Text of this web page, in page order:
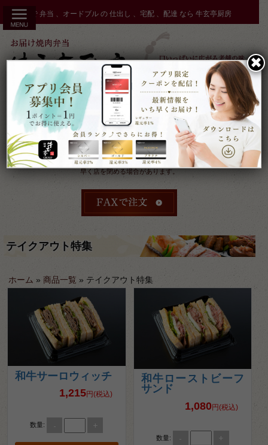
ツ
秋田市 で 弁当 、オードブル の 仕出し 、宅配 、配達 なら 牛玄亭厨房
受付：9時～17時 締切：前日15時まで
定休：元日 その他不定休
ケータリングやその他のご予約により
早く店を閉める場合があります。
テイクアウト特集
ホーム » 商品一覧 » テイクアウト特集
和牛サーロウィッチ
1,215円(税込)
数量: - +
和牛ローストビーフ
サンド
1,080円(税込)
数量: - +
✖︎